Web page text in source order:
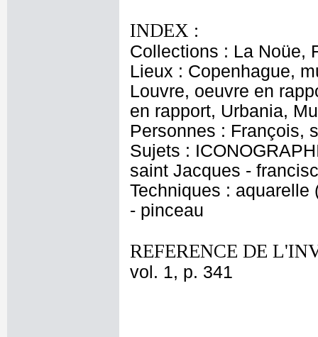
INDEX :
Collections : La Noüe,
Lieux : Copenhague,
Louvre, oeuvre en
en rapport, Urbania,
Personnes : François,
Sujets :
saint Jacques -
Techniques : aquarelle
- pinceau
REFERENCE DE
vol. 1, p. 341